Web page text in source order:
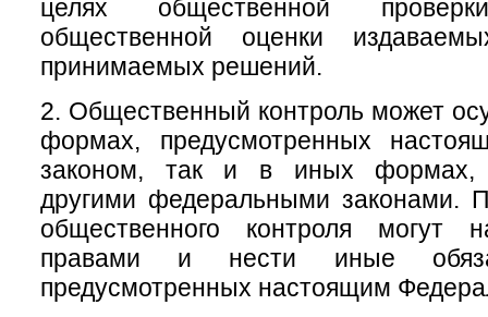
целях общественной
общественной оценки
принимаемых решений.
2. Общественный контроль может
формах, предусмотренных
законом, так и в иных формах,
другими федеральными законами.
общественного контроля могут
правами и нести иные
предусмотренных настоящим